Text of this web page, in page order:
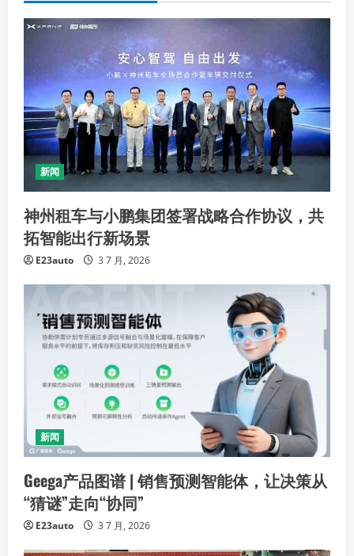
新闻
神州租车与小鹏集团签署战略合作协议，共
拓智能出行新场景
E23auto 3 7 月, 2026
新闻
Geega产品图谱 | 销售预测智能体，让决策从
“猜谜”走向“协同”
E23auto 3 7 月, 2026